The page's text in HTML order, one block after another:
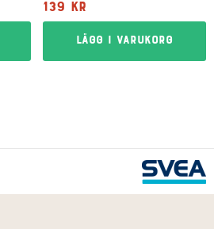
139 kr
Lägg i varukorg